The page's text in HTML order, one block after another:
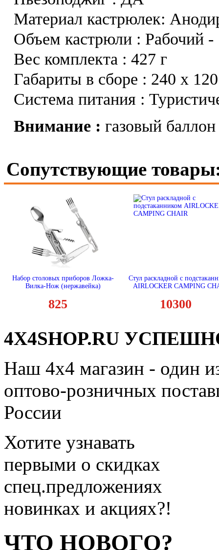
Материал кастрюлек:
Объем кастрюли : Рабочий
Вес комплекта : 427 г
Габариты в сборе : 240 х
Система питания :
Внимание : газовый
Сопутствующие
Набор столовых приборов Ложка-
Вилка-Нож (нержавейка)
825
Стул раскладной с
AIRLOCKER CAMPING
10300
4X4SHOP.RU
Наш 4x4 магазин - один
оптово-розничных
России
Хотите узнавать
первыми о скидках
спец.предложениях
новинках и акциях?!
ЧТО НОВОГО?